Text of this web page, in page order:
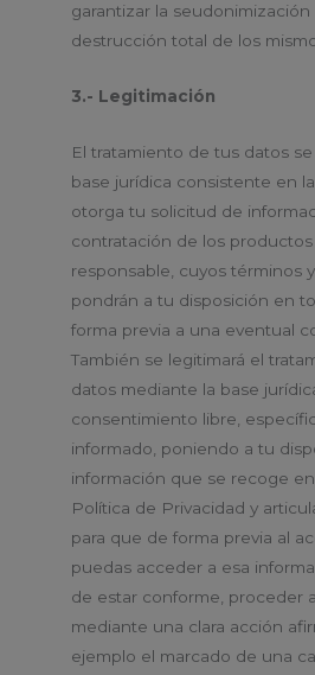
garantizar la
destrucción total de los
3.- Legitimación
El tratamiento de tus datos
base jurídica consistente en
otorga tu solicitud de
contratación de los productos
responsable, cuyos términos
pondrán a tu disposición en
forma previa a una eventual
También se legitimará el
datos mediante la base
consentimiento libre,
informado, poniendo a tu
información que se recoge
Política de Privacidad y
para que de forma previa al
puedas acceder a esa
de estar conforme, proceder
mediante una clara acción
ejemplo el marcado de una